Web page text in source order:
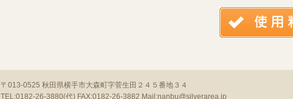
〒013-0525 秋田県横手市大森町字菅生田２４５番地３４
TEL:0182-26-3880(代) FAX:0182-26-3882 Mail:nanbu@silverarea.jp